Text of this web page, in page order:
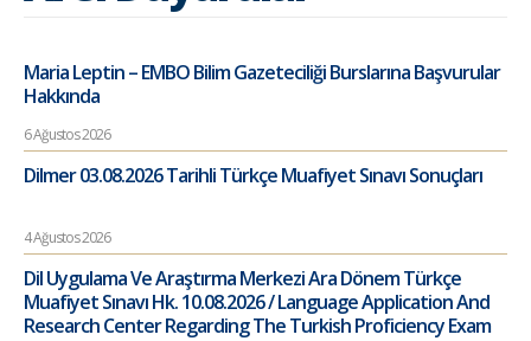
Maria Leptin – EMBO Bilim Gazeteciliği Burslarına Başvurular
Hakkında
6 Ağustos 2026
Dilmer 03.08.2026 Tarihli Türkçe Muafiyet Sınavı Sonuçları
4 Ağustos 2026
Dil Uygulama Ve Araştırma Merkezi Ara Dönem Türkçe
Muafiyet Sınavı Hk. 10.08.2026 / Language Application And
Research Center Regarding The Turkish Proficiency Exam